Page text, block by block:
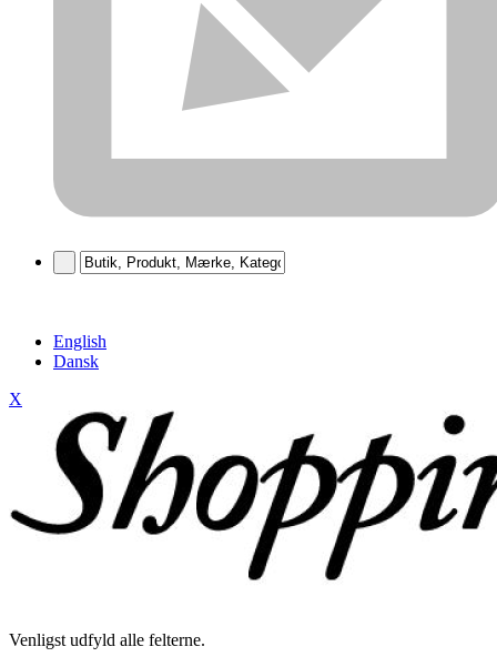
English
Dansk
X
Venligst udfyld alle felterne.